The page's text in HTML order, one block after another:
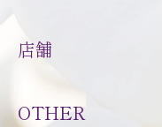
店舗
OTHER